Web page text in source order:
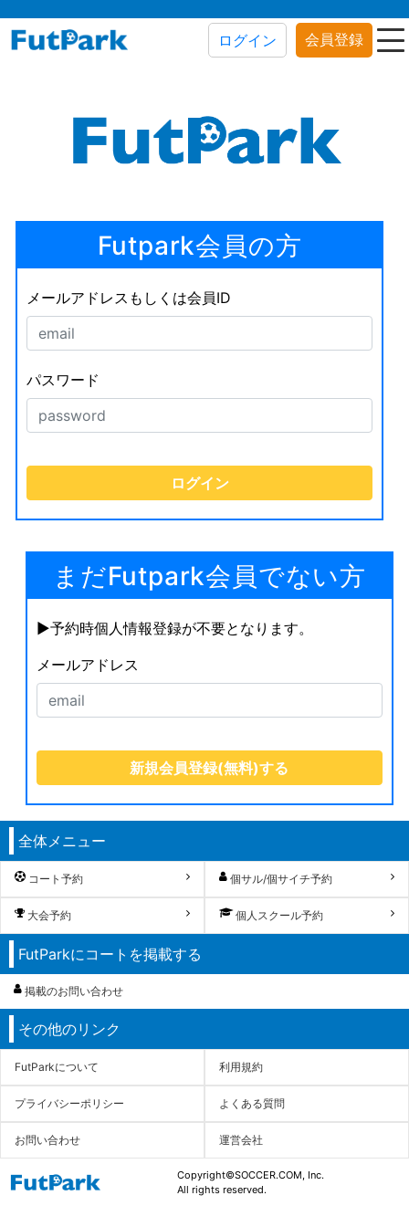
ログイン 会員登録
Futpark会員の方
メールアドレスもしくは会員ID
パスワード
まだFutpark会員でない方
▶︎予約時個人情報登録が不要となります。
メールアドレス
全体メニュー
コート予約 個サル/個サイチ予約
大会予約 個人スクール予約
FutParkにコートを掲載する
掲載のお問い合わせ
その他のリンク
FutParkについて 利用規約
プライバシーポリシー よくある質問
お問い合わせ 運営会社
Copyright©SOCCER.COM, Inc.
All rights reserved.